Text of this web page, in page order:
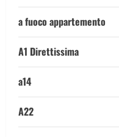
a fuoco appartemento
A1 Direttissima
a14
A22